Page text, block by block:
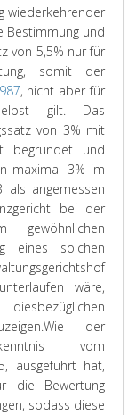
wiederkehrender
Bestimmung und
von 5,5% nur für
somit der
, nicht aber für
gilt. Das
von 3% mit
begründet und
maximal 3% im
als angemessen
bei der
eines solchen
wäre,
Wie der
vom
ausgeführt hat,
die Bewertung
sodass diese